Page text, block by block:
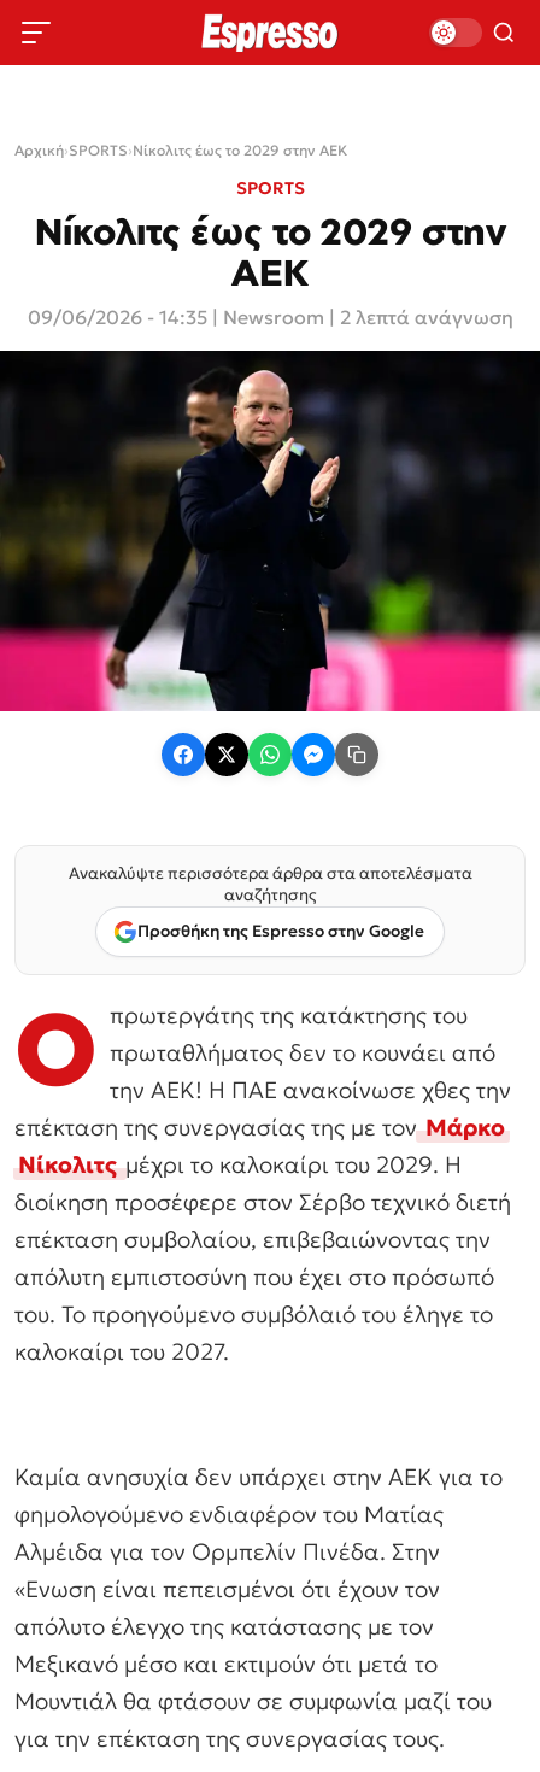
Αρχική›SPORTS›Νίκολιτς έως το 2029 στην ΑΕΚ
SPORTS
Νίκολιτς έως το 2029 στην
ΑΕΚ
09/06/2026 - 14:35 Newsroom | 2 λεπτά ανάγνωση
Ανακαλύψτε περισσότερα άρθρα στα αποτελέσματα
αναζήτησης
Προσθήκη της Espresso στην Google
O πρωτεργάτης της κατάκτησης του
πρωταθλήματος δεν το κουνάει από
την ΑΕΚ! Η ΠΑΕ ανακοίνωσε χθες την
επέκταση της συνεργασίας της με τονΜάρκο
Νίκολιτς μέχρι το καλοκαίρι του 2029. Η
διοίκηση προσέφερε στον Σέρβο τεχνικό διετή
επέκταση συμβολαίου, επιβεβαιώνοντας την
απόλυτη εμπιστοσύνη που έχει στο πρόσωπό
του. Το προηγούμενο συμβόλαιό του έληγε το
καλοκαίρι του 2027.
Καμία ανησυχία δεν υπάρχει στην ΑΕΚ για το
φημολογούμενο ενδιαφέρον του Ματίας
Αλμέιδα για τον Ορμπελίν Πινέδα. Στην
«Ενωση είναι πεπεισμένοι ότι έχουν τον
απόλυτο έλεγχο της κατάστασης με τον
Μεξικανό μέσο και εκτιμούν ότι μετά το
Μουντιάλ θα φτάσουν σε συμφωνία μαζί του
για την επέκταση της συνεργασίας τους.